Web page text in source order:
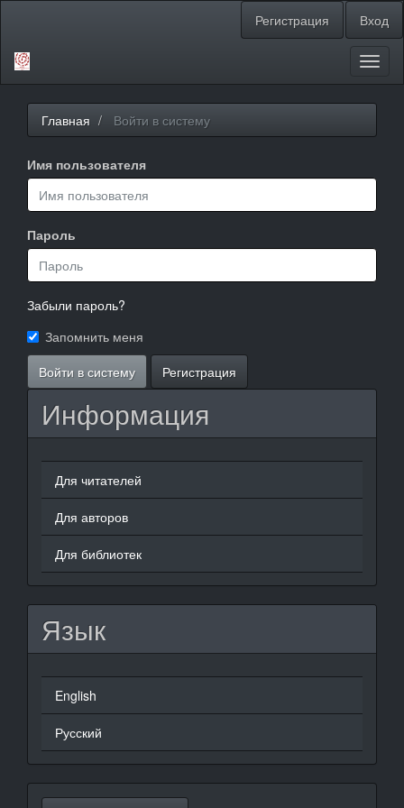
содержимое
Боковая
панель
Регистрация Вход
Главная Войти в систему
Имя пользователя
Пароль
Забыли пароль?
Запомнить меня
Войти в систему
Регистрация
Информация
Для читателей
Для авторов
Для библиотек
Язык
English
Русский
Отправить